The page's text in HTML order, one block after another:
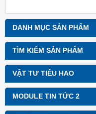
DANH MỤC SẢN PHẨM
TÌM KIẾM SẢN PHẨM
VẬT TƯ TIÊU HAO
MODULE TIN TỨC 2